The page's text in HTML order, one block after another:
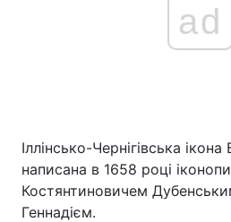
ad
Іллінсько-Чернігівська
написана в 1658 році
Костянтиновичем
Геннадієм.